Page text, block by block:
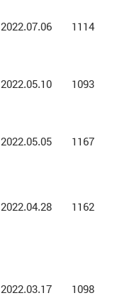
2022.07.06 1114
2022.05.10 1093
2022.05.05 1167
2022.04.28 1162
2022.03.17 1098